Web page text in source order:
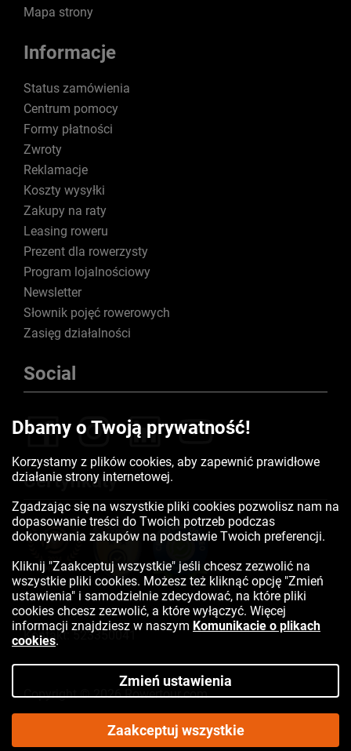
Mapa strony
Informacje
Status zamówienia
Centrum pomocy
Formy płatności
Zwroty
Reklamacje
Koszty wysyłki
Zakupy na raty
Leasing roweru
Prezent dla rowerzysty
Program lojalnościowy
Newsletter
Słownik pojęć rowerowych
Zasięg działalności
Social
Certyfikaty
Kontakt:523350041
Copyright © 2026 Rowertour.com
Internetowy sklep rowerowy
Dbamy o Twoją prywatność!
Korzystamy z plików cookies, aby zapewnić prawidłowe
działanie strony internetowej.
Zgadzając się na wszystkie pliki cookies pozwolisz nam na
dopasowanie treści do Twoich potrzeb podczas
dokonywania zakupów na podstawie Twoich preferencji.
Kliknij "Zaakceptuj wszystkie" jeśli chcesz zezwolić na
wszystkie pliki cookies. Możesz też kliknąć opcję "Zmień
ustawienia" i samodzielnie zdecydować, na które pliki
cookies chcesz zezwolić, a które wyłączyć. Więcej
informacji znajdziesz w naszym Komunikacie o plikach
cookies.
Zmień ustawienia
Zaakceptuj wszystkie